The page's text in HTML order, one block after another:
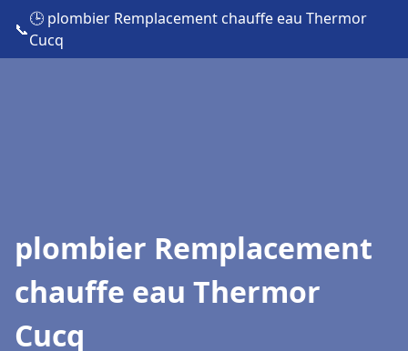
📞
🕒 plombier Remplacement chauffe eau Thermor
Cucq
plombier Remplacement
chauffe eau Thermor
Cucq